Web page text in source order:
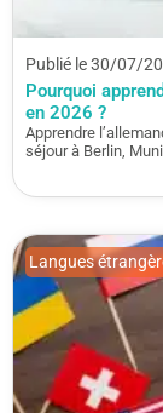
Publié le 30/07/
Pourquoi
en 2026 ?
Apprendre
séjour à Berlin,
Langues